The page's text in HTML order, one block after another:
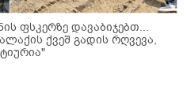
ფსკერზე დავაბიჯებთ...
ქვეშ გადის რღვევა,